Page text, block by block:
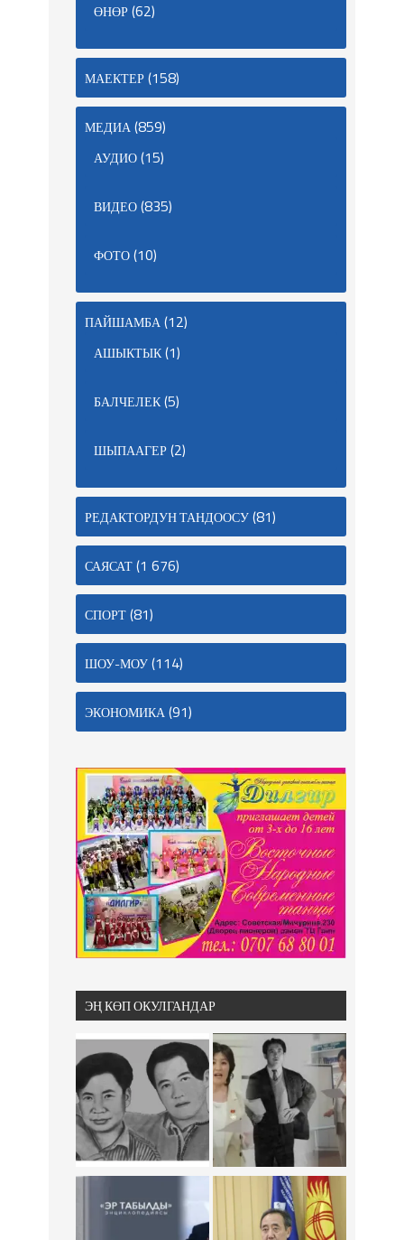
ӨНӨР(62)
МАЕКТЕР(158)
МЕДИА(859)
АУДИО(15)
ВИДЕО(835)
ФОТО(10)
ПАЙШАМБА(12)
АШЫКТЫК(1)
БАЛЧЕЛЕК(5)
ШЫПААГЕР(2)
РЕДАКТОРДУН ТАНДООСУ(81)
САЯСАТ(1 676)
СПОРТ(81)
ШОУ-МОУ(114)
ЭКОНОМИКА(91)
ЭҢ КӨП ОКУЛГАНДАР